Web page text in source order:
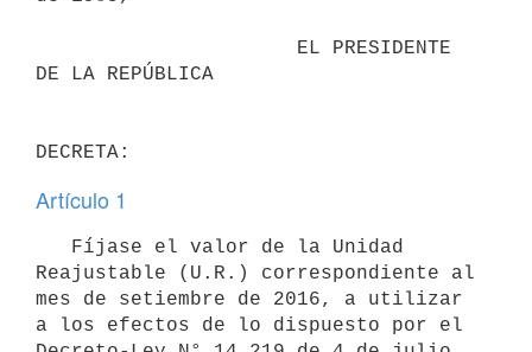
DE LA REPÚBLICA
Artículo 1
Reajustable (U.R.) correspondiente al
mes de setiembre de 2016, a utilizar
a los efectos de lo dispuesto por el